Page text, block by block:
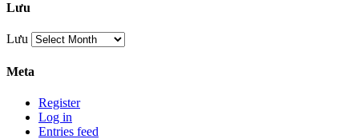
Lưu
Lưu
Meta
Register
Log in
Entries feed